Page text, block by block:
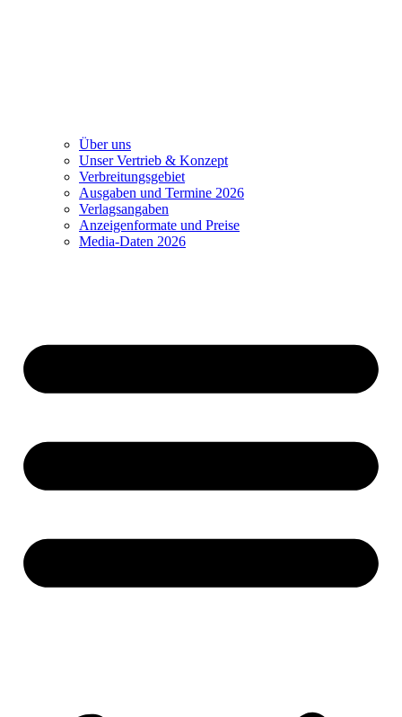
Über uns
Unser Vertrieb & Konzept
Verbreitungsgebiet
Ausgaben und Termine 2026
Verlagsangaben
Anzeigenformate und Preise
Media-Daten 2026